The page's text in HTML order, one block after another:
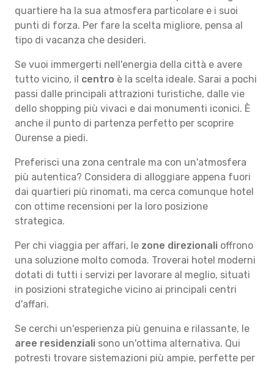
quartiere ha la sua atmosfera particolare e i suoi
punti di forza. Per fare la scelta migliore, pensa al
tipo di vacanza che desideri.
Se vuoi immergerti nell'energia della città e avere
tutto vicino, il centro è la scelta ideale. Sarai a pochi
passi dalle principali attrazioni turistiche, dalle vie
dello shopping più vivaci e dai monumenti iconici. È
anche il punto di partenza perfetto per scoprire
Ourense a piedi.
Preferisci una zona centrale ma con un'atmosfera
più autentica? Considera di alloggiare appena fuori
dai quartieri più rinomati, ma cerca comunque hotel
con ottime recensioni per la loro posizione
strategica.
Per chi viaggia per affari, le zone direzionali offrono
una soluzione molto comoda. Troverai hotel moderni
dotati di tutti i servizi per lavorare al meglio, situati
in posizioni strategiche vicino ai principali centri
d'affari.
Se cerchi un'esperienza più genuina e rilassante, le
aree residenziali sono un'ottima alternativa. Qui
potresti trovare sistemazioni più ampie, perfette per